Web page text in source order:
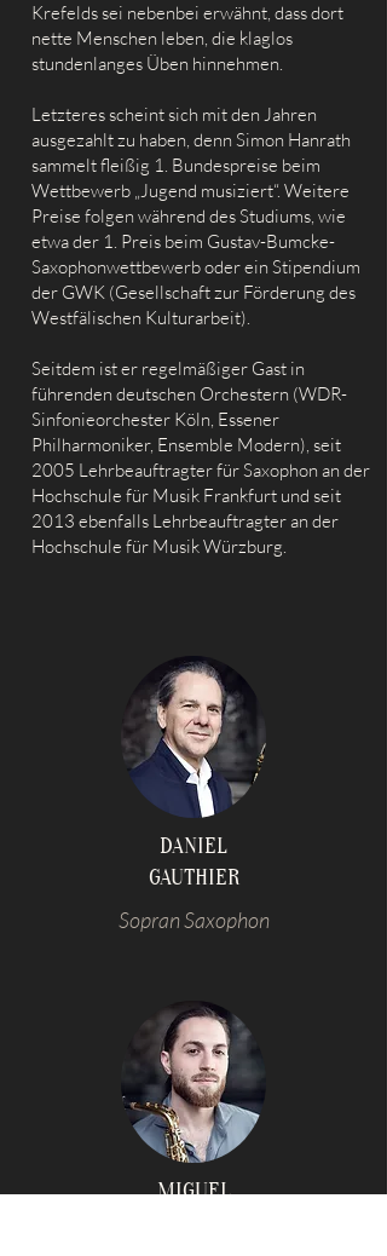
Krefelds sei nebenbei erwähnt, dass dort
nette Menschen leben, die klaglos
stundenlanges Üben hinnehmen.
Letzteres scheint sich mit den Jahren
ausgezahlt zu haben, denn Simon Hanrath
sammelt fleißig 1. Bundespreise beim
Wettbewerb „Jugend musiziert“. Weitere
Preise folgen während des Studiums, wie
etwa der 1. Preis beim Gustav-Bumcke-
Saxophonwettbewerb oder ein Stipendium
der GWK (Gesellschaft zur Förderung des
Westfälischen Kulturarbeit).
Seitdem ist er regelmäßiger Gast in
führenden deutschen Orchestern (WDR-
Sinfonieorchester Köln, Essener
Philharmoniker, Ensemble Modern), seit
2005 Lehrbeauftragter für Saxophon an der
Hochschule für Musik Frankfurt und seit
2013 ebenfalls Lehrbeauftragter an der
Hochschule für Musik Würzburg.
DANIEL
GAUTHIER
Sopran Saxophon
MIGUEL